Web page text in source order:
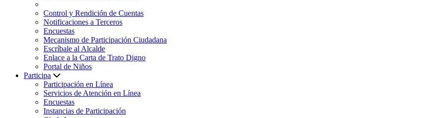
Control y Rendición de Cuentas
Notificaciones a Terceros
Encuestas
Mecanismo de Participación Ciudadana
Escríbale al Alcalde
Enlace a la Carta de Trato Digno
Portal de Niños
Participa
Participación en Línea
Servicios de Atención en Línea
Encuestas
Instancias de Participación